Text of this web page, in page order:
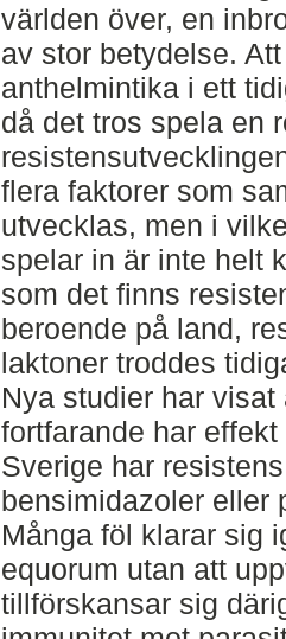
världen över, en
av stor betydelse.
anthelmintika i ett
då det tros spela en
flera faktorer som
utvecklas, men i
spelar in är inte helt
som det finns
beroende på land,
laktoner troddes
Nya studier har
fortfarande har
Sverige har
bensimidazoler eller
Många föl klarar sig
equorum utan att
tillförskansar sig